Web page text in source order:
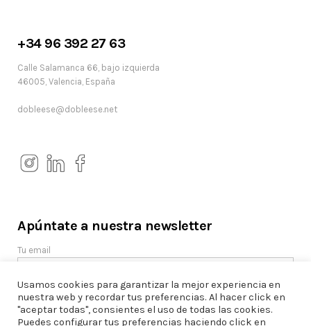
+34 96 392 27 63
Calle Salamanca 66, bajo izquierda
46005, Valencia, España
dobleese@dobleese.net
Apúntate a nuestra newsletter
Tu email
Usamos cookies para garantizar la mejor experiencia en
nuestra web y recordar tus preferencias. Al hacer click en
"aceptar todas", consientes el uso de todas las cookies.
Puedes configurar tus preferencias haciendo click en